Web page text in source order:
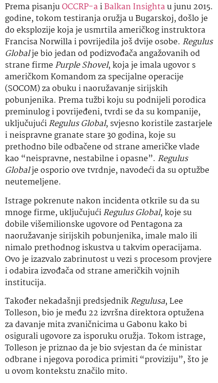
Prema pisanjuOCCRP-aiBalkan Insightau junu 2015.
godine, tokom testiranja oružja u Bugarskoj, došlo je
do eksplozije koja je usmrtila američkog instruktora
Francisa Norwilla i povrijedila još dvije osobe. Regulus
Globalje bio jedan od podizvođača angažovanih od
strane firmePurple Shovel, koja je imala ugovor s
američkom Komandom za specijalne operacije
(SOCOM) za obuku i naoružavanje sirijskih
pobunjenika. Prema tužbi koju su podnijeli porodica
preminulog i povrijeđeni, tvrdi se da su kompanije,
uključujućiRegulus Global, svjesno koristile zastarjele
i neispravne granate stare 30 godina, koje su
prethodno bile odbačene od strane američke vlade
kao “neispravne, nestabilne i opasne”. Regulus
Globalje osporio ove tvrdnje, navodeći da su optužbe
neutemeljene.
Istrage pokrenute nakon incidenta otkrile su da su
mnoge firme, uključujućiRegulus Global, koje su
dobile višemilionske ugovore od Pentagona za
naoružavanje sirijskih pobunjenika, imale malo ili
nimalo prethodnog iskustva u takvim operacijama.
Ovo je izazvalo zabrinutost u vezi s procesom provjere
i odabira izvođača od strane američkih vojnih
institucija.
Također nekadašnji predsjednikRegulusa, Lee
Tolleson, bio je među 22 izvršna direktora optužena
za davanje mita zvaničnicima u Gabonu kako bi
osigurali ugovore za isporuku oružja. Tokom istrage,
Tolleson je priznao da je bio svjestan da će ministar
odbrane i njegova porodica primiti “proviziju”, što je
u ovom kontekstu značilo mito.